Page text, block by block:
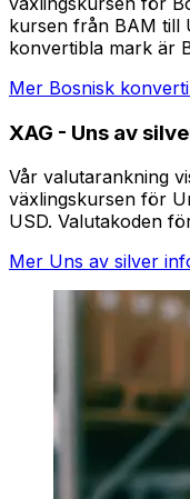
kursen från BAM till
konvertibla mark är
Mer Bosnisk
XAG - Uns av
Vår valutarankning
växlingskursen för
USD. Valutakoden
Mer Uns av silver